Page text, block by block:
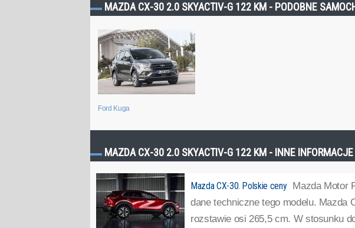
MAZDA CX-30 2.0 SKYACTIV-G 122 KM - PODOBNE
Ford Kuga
MAZDA CX-30 2.0 SKYACTIV-G 122 KM - INNE INFORMACJE
Mazda CX-30. Polskie ceny Mazda Motor
dane techniczne tego modelu. Mazda
rozstawie osi 265,5 cm. W stosunku